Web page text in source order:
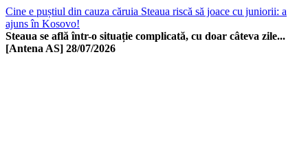
Cine e puștiul din cauza căruia Steaua riscă să joace cu juniorii: a
ajuns în Kosovo!
Steaua se află într-o situație complicată, cu doar câteva zile...
[Antena AS] 28/07/2026